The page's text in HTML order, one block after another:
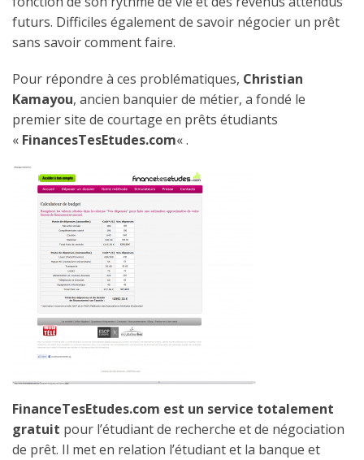
futurs. Difficiles également de savoir négocier un prêt
sans savoir comment faire.
Pour répondre à ces problématiques, Christian
Kamayou, ancien banquier de métier, a fondé le
premier site de courtage en prêts étudiants
« FinancesTesEtudes.com« .
FinanceTesEtudes.com est un service totalement
gratuit pour l’étudiant de recherche et de négociation
de prêt. Il met en relation l’étudiant et la banque et